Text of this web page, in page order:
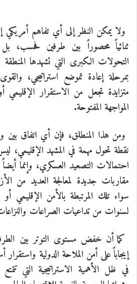
ولا يمكن النظر إلى أي تفاهم أمريكي
ثنائياً محصوراً بين طرفين فحسب،
التحولات الكبرى التي تشهدها المنطقة
بمرحلة إعادة تموضع استراتيجي،
متزايدة تجعل من الاستقرار
المواجهة المفتوحة.
ومن هذا المنطلق، فإن أي اتفاق
نقطة تحول مهمة في المشهد
احتمالات التصعيد العسكري، وإنما
مقاربات جديدة لمعالجة العديد من
سواء تلك المرتبطة بالأمن الإقليمي
لسنوات من تداعيات الصراعات
كما أن خفض مستوى التوتر بين
إيجاباً على أمن الملاحة الدولية واستقرار
في ظل الأهمية الاستراتيجية التي